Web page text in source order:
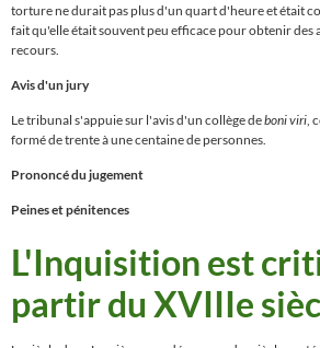
torture ne durait pas plus d'un quart d'heure et était
fait qu'elle était souvent peu efficace pour obtenir des
recours.
Avis d'un jury
Le tribunal s'appuie sur l'avis d'un collège deboni viri,
formé de trente à une centaine de personnes.
Prononcé du jugement
Peines et pénitences
L'Inquisition est
partir du XVIIIe